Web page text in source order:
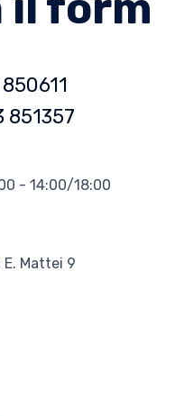
851357
- 14:00/18:00
Mattei 9